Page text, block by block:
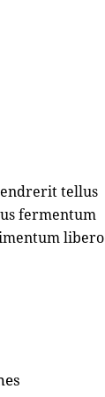
tellus
fermentum
libero